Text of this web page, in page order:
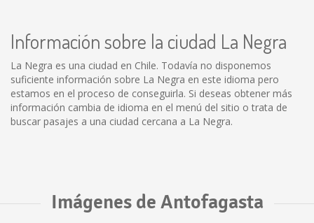
Información sobre la ciudad La Negra
La Negra es una ciudad en Chile. Todavía no disponemos
suficiente información sobre La Negra en este idioma pero
estamos en el proceso de conseguirla. Si deseas obtener más
información cambia de idioma en el menú del sitio o trata de
buscar pasajes a una ciudad cercana a La Negra.
Imágenes de Antofagasta